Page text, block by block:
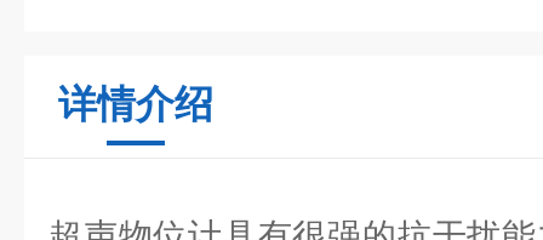
详情介绍